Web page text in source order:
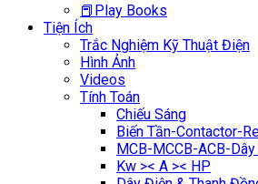
📕Play Books
Tiện Ích
Trắc Nghiệm Kỹ Thuật Điện
Hình Ảnh
Videos
Tính Toán
Chiếu Sáng
Biến Tần-Contactor-
MCB-MCCB-ACB-
Kw >< A >< HP